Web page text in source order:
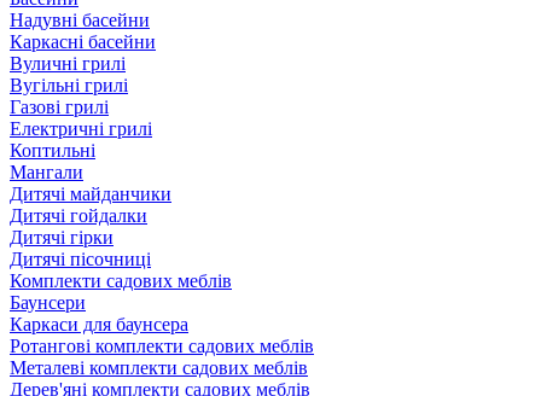
Надувні басейни
Каркасні басейни
Вуличні грилі
Вугільні грилі
Газові грилі
Електричні грилі
Коптильні
Мангали
Дитячі майданчики
Дитячі гойдалки
Дитячі гірки
Дитячі пісочниці
Комплекти садових меблів
Баунсери
Каркаси для баунсера
Ротангові комплекти садових меблів
Металеві комплекти садових меблів
Дерев'яні комплекти садових меблів